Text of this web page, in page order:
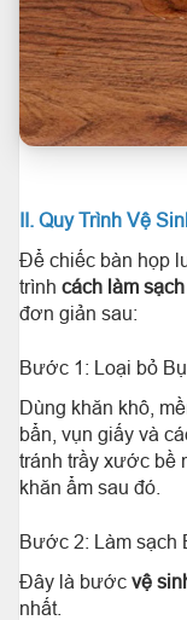
II. Quy Trình Vệ
Để chiếc bàn họp
trình cách làm
đơn giản sau:
Bước 1: Loại bỏ
Dùng khăn khô,
bẩn, vụn giấy và
tránh trầy xước bề
khăn ẩm sau đó.
Bước 2: Làm sạch
Đây là bước vệ
nhất.